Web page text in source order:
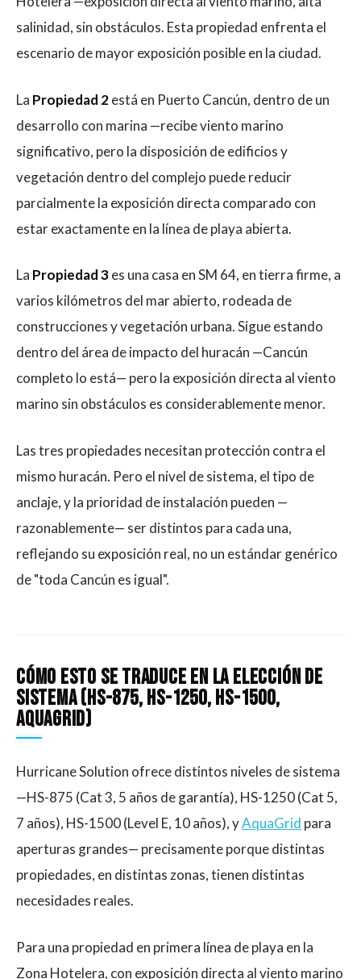
salinidad, sin obstáculos. Esta propiedad enfrenta el
escenario de mayor exposición posible en la ciudad.
La Propiedad 2está en Puerto Cancún, dentro de un
desarrollo con marina —recibe viento marino
significativo, pero la disposición de edificios y
vegetación dentro del complejo puede reducir
parcialmente la exposición directa comparado con
estar exactamente en la línea de playa abierta.
La Propiedad 3es una casa en SM 64, en tierra firme, a
varios kilómetros del mar abierto, rodeada de
construcciones y vegetación urbana. Sigue estando
dentro del área de impacto del huracán —Cancún
completo lo está— pero la exposición directa al viento
marino sin obstáculos es considerablemente menor.
Las tres propiedades necesitan protección contra el
mismo huracán. Pero el nivel de sistema, el tipo de
anclaje, y la prioridad de instalación pueden —
razonablemente— ser distintos para cada una,
reflejando su exposición real, no un estándar genérico
de "toda Cancún es igual".
Cómo esto se traduce en la elección de
sistema (HS-875, HS-1250, HS-1500,
AquaGrid)
Hurricane Solution ofrece distintos niveles de sistema
—HS-875 (Cat 3, 5 años de garantía), HS-1250 (Cat 5,
7 años), HS-1500 (Level E, 10 años), yAquaGrid para
aperturas grandes— precisamente porque distintas
propiedades, en distintas zonas, tienen distintas
necesidades reales.
Para una propiedad en primera línea de playa en la
Zona Hotelera, con exposición directa al viento marino